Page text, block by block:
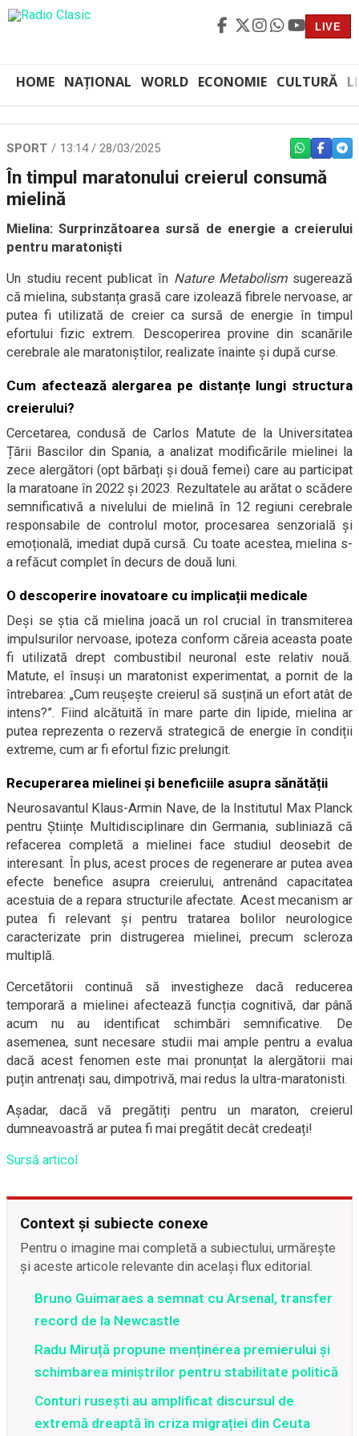
LIVE
HOME NAȚIONAL WORLD ECONOMIE CULTURĂ
SPORT 13:14 / 28/03/2025 WHATSAPP
În timpul maratonului creierul consumă
mielină
Mielina: Surprinzătoarea sursă de energie a creierului
pentru maratoniști
Un studiu recent publicat în Nature Metabolismsugerează
că mielina, substanța grasă care izolează fibrele nervoase, ar
putea fi utilizată de creier ca sursă de energie în timpul
efortului fizic extrem. Descoperirea provine din scanările
cerebrale ale maratoniștilor, realizate înainte și după curse.
Cum afectează alergarea pe distanțe lungi structura
creierului?
Cercetarea, condusă de Carlos Matute de la Universitatea
Țării Bascilor din Spania, a analizat modificările mielinei la
zece alergători (opt bărbați și două femei) care au participat
la maratoane în 2022 și 2023. Rezultatele au arătat o scădere
semnificativă a nivelului de mielină în 12 regiuni cerebrale
responsabile de controlul motor, procesarea senzorială și
emoțională, imediat după cursă. Cu toate acestea, mielina s-
a refăcut complet în decurs de două luni.
O descoperire inovatoare cu implicații medicale
Deși se știa că mielina joacă un rol crucial în transmiterea
impulsurilor nervoase, ipoteza conform căreia aceasta poate
fi utilizată drept combustibil neuronal este relativ nouă.
Matute, el însuși un maratonist experimentat, a pornit de la
întrebarea: „Cum reușește creierul să susțină un efort atât de
intens?”. Fiind alcătuită în mare parte din lipide, mielina ar
putea reprezenta o rezervă strategică de energie în condiții
extreme, cum ar fi efortul fizic prelungit.
Recuperarea mielinei și beneficiile asupra sănătății
Neurosavantul Klaus-Armin Nave, de la Institutul Max Planck
pentru Științe Multidisciplinare din Germania, subliniază că
refacerea completă a mielinei face studiul deosebit de
interesant. În plus, acest proces de regenerare ar putea avea
efecte benefice asupra creierului, antrenând capacitatea
acestuia de a repara structurile afectate. Acest mecanism ar
putea fi relevant și pentru tratarea bolilor neurologice
caracterizate prin distrugerea mielinei, precum scleroza
multiplă.
Cercetătorii continuă să investigheze dacă reducerea
temporară a mielinei afectează funcția cognitivă, dar până
acum nu au identificat schimbări semnificative. De
asemenea, sunt necesare studii mai ample pentru a evalua
dacă acest fenomen este mai pronunțat la alergătorii mai
puțin antrenați sau, dimpotrivă, mai redus la ultra-maratonisti.
Așadar, dacă vă pregătiți pentru un maraton, creierul
dumneavoastră ar putea fi mai pregătit decât credeați!
Sursă articol
Context și subiecte conexe
Pentru o imagine mai completă a subiectului, urmărește
și aceste articole relevante din același flux editorial.
Bruno Guimaraes a semnat cu Arsenal, transfer
record de la Newcastle
Radu Miruță propune menținerea premierului și
schimbarea miniștrilor pentru stabilitate politică
Conturi rusești au amplificat discursul de
extremă dreaptă în criza migrației din Ceuta